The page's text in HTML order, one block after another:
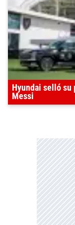
Hyundai selló
Messi